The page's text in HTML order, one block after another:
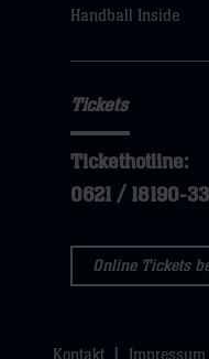
Handball Inside
Tickets
Tickethotline:
0621 / 18190-
Online Tickets
Kontakt Impressum